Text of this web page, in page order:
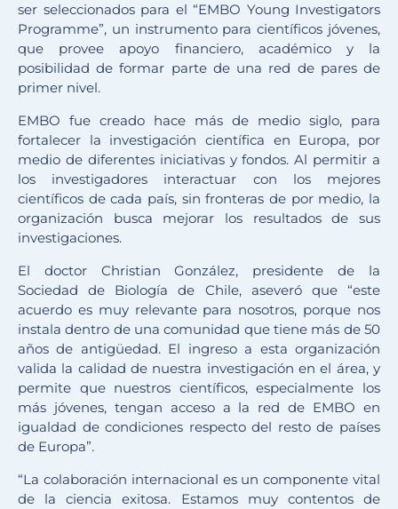
ser seleccionados para el “EMBO Young Investigators
Programme”, un instrumento para científicos jóvenes,
que provee apoyo financiero, académico y la
posibilidad de formar parte de una red de pares de
primer nivel.
EMBO fue creado hace más de medio siglo, para
fortalecer la investigación científica en Europa, por
medio de diferentes iniciativas y fondos. Al permitir a
los investigadores interactuar con los mejores
científicos de cada país, sin fronteras de por medio, la
organización busca mejorar los resultados de sus
investigaciones.
El doctor Christian González, presidente de la
Sociedad de Biología de Chile, aseveró que “este
acuerdo es muy relevante para nosotros, porque nos
instala dentro de una comunidad que tiene más de 50
años de antigüedad. El ingreso a esta organización
valida la calidad de nuestra investigación en el área, y
permite que nuestros científicos, especialmente los
más jóvenes, tengan acceso a la red de EMBO en
igualdad de condiciones respecto del resto de países
de Europa”.
“La colaboración internacional es un componente vital
de la ciencia exitosa. Estamos muy contentos de